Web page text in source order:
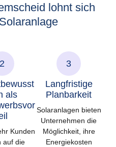
lohnt sich
2
als
Kunden
auf die
3
Langfristige
Planbarkeit
Solaranlagen bieten
Unternehmen die
Möglichkeit, ihre
Energiekosten